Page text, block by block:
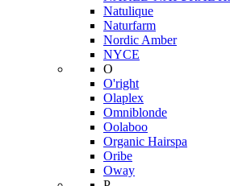
Natulique
Naturfarm
Nordic Amber
NYCE
O
O'right
Olaplex
Omniblonde
Oolaboo
Organic Hairspa
Oribe
Oway